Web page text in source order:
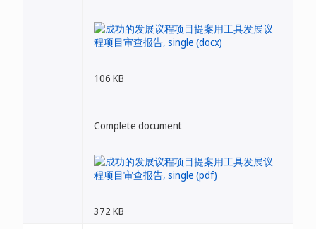
106 KB
Complete document
372 KB